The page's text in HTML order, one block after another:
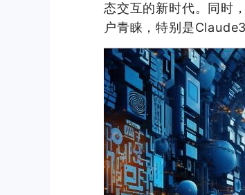
态交互的新时代。同时
户青睐，特别是